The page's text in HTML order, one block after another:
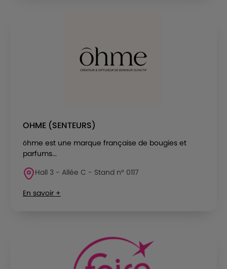
OHME (SENTEURS)
ōhme est une marque française de bougies et
parfums...
Hall 3 - Allée C - Stand n° 0117
En savoir +